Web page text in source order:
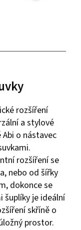
rozšíření
a stylové
Abi o nástavec
rozšíření se
nebo od šířky
dokonce se
šuplíky je ideální
skříně o
prostor.